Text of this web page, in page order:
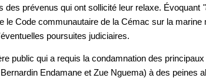
des prévenus qui ont sollicité leur relaxe. Évoquant
le Code communautaire de la Cémac sur la
poursuites judiciaires.
public qui a requis la condamnation des
Endamane et Zue Nguema) à des peines